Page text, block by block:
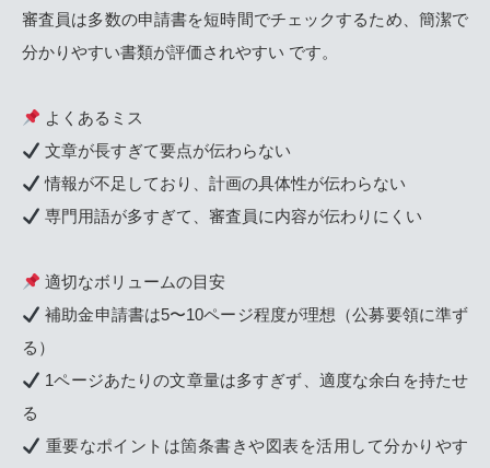
審査員は多数の申請書を短時間でチェックするため、簡潔で
分かりやすい書類が評価されやすい です。
よくあるミス
文章が長すぎて要点が伝わらない
情報が不足しており、計画の具体性が伝わらない
専門用語が多すぎて、審査員に内容が伝わりにくい
適切なボリュームの目安
補助金申請書は5〜10ページ程度が理想（公募要領に準ず
る）
1ページあたりの文章量は多すぎず、適度な余白を持たせ
る
重要なポイントは箇条書きや図表を活用して分かりやす